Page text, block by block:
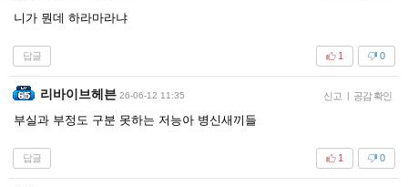
니가 뭔데 하라마라냐
답글 0
1
리바이브헤븐 26-06-12 11:35 신고 | 공감 확인
부실과 부정도 구분 못하는 저능아 병신새끼들
답글 0
1